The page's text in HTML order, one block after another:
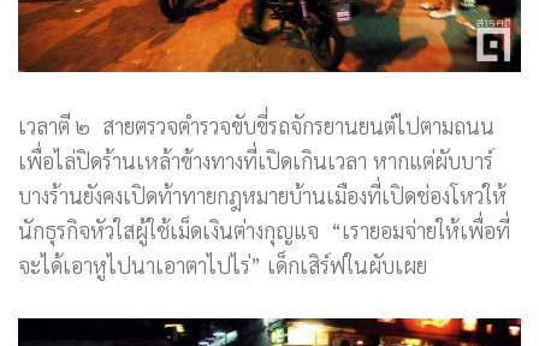
เวลาตี ๒ สายตรวจตำรวจขับขี่รถจักรยานยนต์ไปตามถนน
เพื่อไล่ปิดร้านเหล้าข้างทางที่เปิดเกินเวลา หากแต่ผับบาร์
บางร้านยังคงเปิดท้าทายกฎหมายบ้านเมืองที่เปิดช่องโหว่ให้
นักธุรกิจหัวใสผู้ใช้เม็ดเงินต่างกุญแจ “เรายอมจ่ายให้เพื่อที่
จะได้เอาหูไปนาเอาตาไปไร่” เด็กเสิร์ฟในผับเผย